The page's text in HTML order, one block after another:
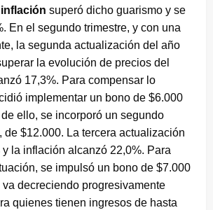
inflación superó dicho guarismo y se
En el segundo trimestre, y con una
la segunda actualización del año
la evolución de precios del
17,3%. Para compensar lo
implementar un bono de $6.000
ello, se incorporó un segundo
de $12.000. La tercera actualización
la inflación alcanzó 22,0%. Para
se impulsó un bono de $7.000
decreciendo progresivamente
quienes tienen ingresos de hasta